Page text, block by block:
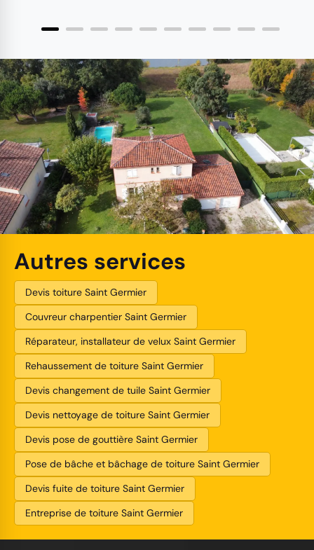
Autres services
Devis toiture Saint Germier
Couvreur charpentier Saint Germier
Réparateur, installateur de velux Saint Germier
Rehaussement de toiture Saint Germier
Devis changement de tuile Saint Germier
Devis nettoyage de toiture Saint Germier
Devis pose de gouttière Saint Germier
Pose de bâche et bâchage de toiture Saint Germier
Devis fuite de toiture Saint Germier
Entreprise de toiture Saint Germier